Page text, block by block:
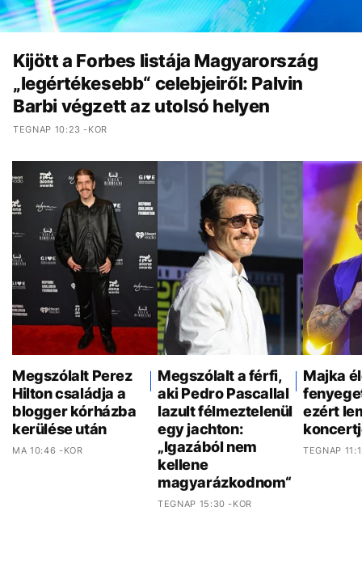
Kijött a Forbes listája Magyarország
„legértékesebb“ celebjeiről: Palvin
Barbi végzett az utolsó helyen
TEGNAP 10:23 -KOR
Megszólalt Perez
Hilton családja a
blogger kórházba
kerülése után
MA 10:46 -KOR
Megszólalt a férfi,
aki Pedro Pascallal
lazult félmeztelenül
egy jachton:
„Igazából nem
kellene
magyarázkodnom“
TEGNAP 15:30 -KOR
Majka
ezért
TEGNAP